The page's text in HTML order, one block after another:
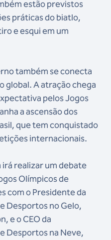
estão previstos
práticas do biatlo,
e esqui em um
também se conecta
global. A atração chega
pelos Jogos
a ascensão dos
que tem conquistado
internacionais.
irá realizar um debate
Olímpicos de
com o Presidente da
Desportos no Gelo,
e o CEO da
Desportos na Neve,